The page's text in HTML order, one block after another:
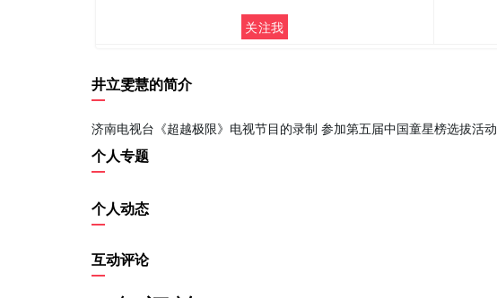
关注我
井立雯慧的简介
济南电视台《超越极限》电视节目的录制 参加第五届中国童星榜选拔活动
个人专题
个人动态
互动评论